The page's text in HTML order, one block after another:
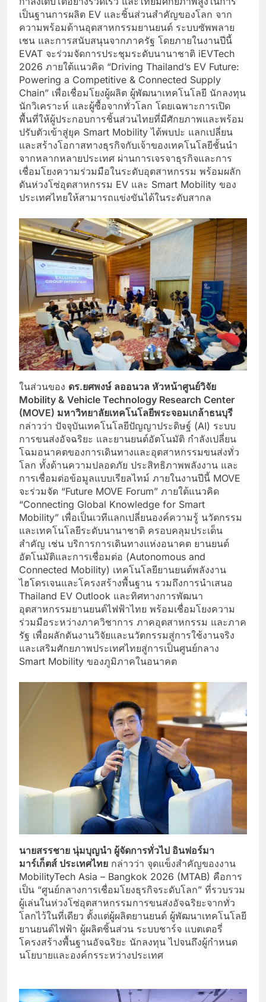
เป็นฐานการผลิต EV และชิ้นส่วนสำคัญของโลก จาก
ความพร้อมด้านอุตสาหกรรมยานยนต์ ระบบซัพพลาย
เชน และการสนับสนุนจากภาครัฐ โดยภายในงานปีนี้
EVAT จะร่วมจัดการประชุมระดับนานาชาติ iEVTech
2026 ภายใต้แนวคิด “Driving Thailand’s EV Future:
Powering a Competitive & Connected Supply
Chain” เพื่อเชื่อมโยงผู้ผลิต ผู้พัฒนาเทคโนโลยี นักลงทุน
นักวิเคราะห์ และผู้ซื้อจากทั่วโลก โดยเฉพาะการเปิด
พื้นที่ให้ผู้ประกอบการชิ้นส่วนไทยที่มีศักยภาพและพร้อม
ปรับตัวเข้าสู่ยุค Smart Mobility ได้พบปะ แลกเปลี่ยน
และสร้างโอกาสทางธุรกิจกับเจ้าของเทคโนโลยีชั้นนำ
จากหลากหลายประเทศ ผ่านการเจรจาธุรกิจและการ
เชื่อมโยงความร่วมมือในระดับอุตสาหกรรม พร้อมผลัก
ดันห่วงโซ่อุตสาหกรรม EV และ Smart Mobility ของ
ประเทศไทยให้สามารถแข่งขันได้ในระดับสากล
ในส่วนของ ดร.ยศพงษ์ ลออนวล หัวหน้าศูนย์วิจัย
Mobility & Vehicle Technology Research Center
(MOVE) มหาวิทยาลัยเทคโนโลยีพระจอมเกล้าธนบุรี
กล่าวว่า ปัจจุบันเทคโนโลยีปัญญาประดิษฐ์ (AI) ระบบ
การขนส่งอัจฉริยะ และยานยนต์อัตโนมัติ กำลังเปลี่ยน
โฉมอนาคตของการเดินทางและอุตสาหกรรมขนส่งทั่ว
โลก ทั้งด้านความปลอดภัย ประสิทธิภาพพลังงาน และ
การเชื่อมต่อข้อมูลแบบเรียลไทม์ ภายในงานปีนี้ MOVE
จะร่วมจัด “Future MOVE Forum” ภายใต้แนวคิด
“Connecting Global Knowledge for Smart
Mobility” เพื่อเป็นเวทีแลกเปลี่ยนองค์ความรู้ นวัตกรรม
และเทคโนโลยีระดับนานาชาติ ครอบคลุมประเด็น
สำคัญ เช่น บริการการเดินทางแห่งอนาคต ยานยนต์
อัตโนมัติและการเชื่อมต่อ (Autonomous and
Connected Mobility) เทคโนโลยียานยนต์พลังงาน
ไฮโดรเจนและโครงสร้างพื้นฐาน รวมถึงการนำเสนอ
Thailand EV Outlook และทิศทางการพัฒนา
อุตสาหกรรมยานยนต์ไฟฟ้าไทย พร้อมเชื่อมโยงความ
ร่วมมือระหว่างภาควิชาการ ภาคอุตสาหกรรม และภาค
รัฐ เพื่อผลักดันงานวิจัยและนวัตกรรมสู่การใช้งานจริง
และเสริมศักยภาพประเทศไทยสู่การเป็นศูนย์กลาง
Smart Mobility ของภูมิภาคในอนาคต
นายสรรชาย นุ่มบุญนำ ผู้จัดการทั่วไป อินฟอร์มา
มาร์เก็ตส์ ประเทศไทย กล่าวว่า จุดแข็งสำคัญของงาน
MobilityTech Asia – Bangkok 2026 (MTAB) คือการ
เป็น “ศูนย์กลางการเชื่อมโยงธุรกิจระดับโลก” ที่รวบรวม
ผู้เล่นในห่วงโซ่อุตสาหกรรมการขนส่งอัจฉริยะจากทั่ว
โลกไว้ในที่เดียว ตั้งแต่ผู้ผลิตยานยนต์ ผู้พัฒนาเทคโนโลยี
ยานยนต์ไฟฟ้า ผู้ผลิตชิ้นส่วน ระบบชาร์จ แบตเตอรี่
โครงสร้างพื้นฐานอัจฉริยะ นักลงทุน ไปจนถึงผู้กำหนด
นโยบายและองค์กรระหว่างประเทศ